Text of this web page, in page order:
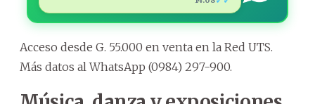
Acceso desde G. 55.000 en venta en la Red UTS.
Más datos al WhatsApp (0984) 297-900.